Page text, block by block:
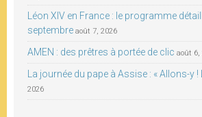
Léon XIV en France : le programme
septembre août 7, 2026
AMEN : des prêtres à portée de clic août 6,
La journée du pape à Assise : « Allons-y !
2026